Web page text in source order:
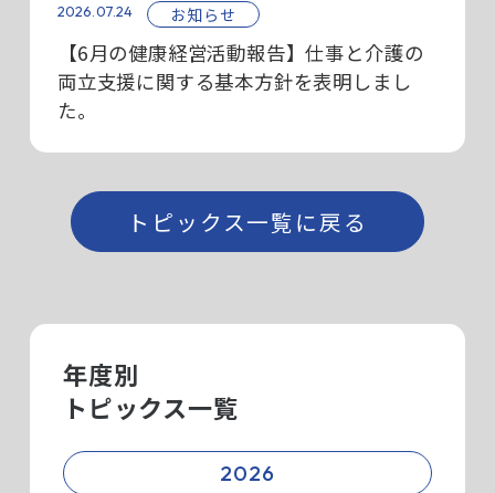
2026.07.24 お知らせ
【6月の健康経営活動報告】仕事と介護の
両立支援に関する基本方針を表明しまし
た。
トピックス一覧に戻る
年度別
トピックス一覧
2026